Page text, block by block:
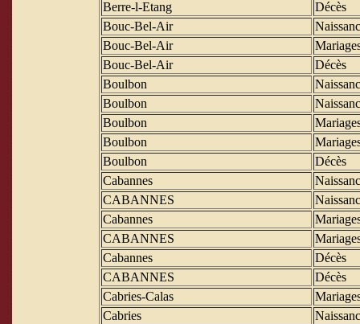
Berre-l-Etang
Décès
Bouc-Bel-Air
Bouc-Bel-Air
Bouc-Bel-Air
Décès
Boulbon
Boulbon
Boulbon
Boulbon
Boulbon
Décès
Cabannes
CABANNES
Cabannes
CABANNES
Cabannes
Décès
CABANNES
Décès
Cabries-Calas
Cabries